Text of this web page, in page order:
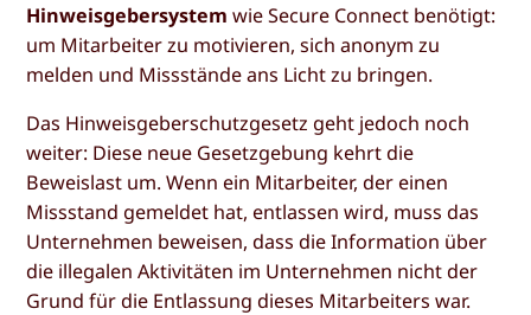
Hinweisgebersystem wie Secure Connect benötigt:
um Mitarbeiter zu motivieren, sich anonym zu
melden und Missstände ans Licht zu bringen.
Das Hinweisgeberschutzgesetz geht jedoch noch
weiter: Diese neue Gesetzgebung kehrt die
Beweislast um. Wenn ein Mitarbeiter, der einen
Missstand gemeldet hat, entlassen wird, muss das
Unternehmen beweisen, dass die Information über
die illegalen Aktivitäten im Unternehmen nicht der
Grund für die Entlassung dieses Mitarbeiters war.